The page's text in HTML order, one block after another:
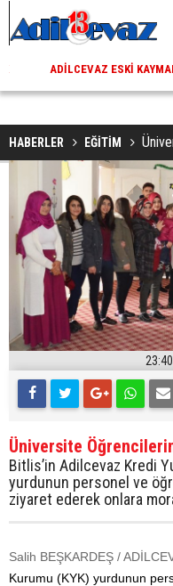
ADILCEVAZ ESKI
HABERLER EĞİTİM
23:40
Üniversite
Bitlis’in Adilcevaz Kredi
yurdunun personel ve
ziyaret ederek onlara
Salih BEŞKARDEŞ /
Kurumu (KYK) yurdunun